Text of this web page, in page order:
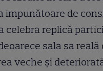
impunătoare de
celebra replică
sala sa reală
veche și